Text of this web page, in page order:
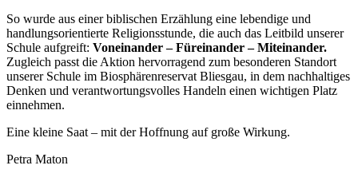
So wurde aus einer biblischen Erzählung eine lebendige und
handlungsorientierte Religionsstunde, die auch das Leitbild unserer
Schule aufgreift: Voneinander – Füreinander – Miteinander.
Zugleich passt die Aktion hervorragend zum besonderen Standort
unserer Schule im Biosphärenreservat Bliesgau, in dem nachhaltiges
Denken und verantwortungsvolles Handeln einen wichtigen Platz
einnehmen.
Eine kleine Saat – mit der Hoffnung auf große Wirkung.
Petra Maton